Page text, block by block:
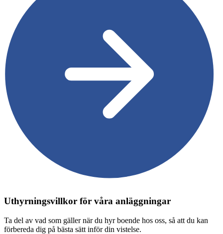
Uthyrningsvillkor för våra anläggningar
Ta del av vad som gäller när du hyr boende hos oss, så att du kan
förbereda dig på bästa sätt inför din vistelse.